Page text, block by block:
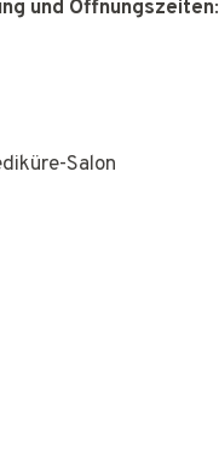
und Öffnungszeiten:
Salon